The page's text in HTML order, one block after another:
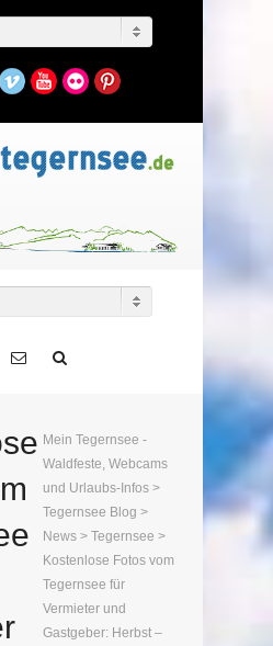
VimeoYouTube
FlickrPinterest
Mein Tegernsee -
Waldfeste, Webcams
und Urlaubs-Infos >
Tegernsee Blog >
News > Tegernsee >
Kostenlose Fotos vom
Tegernsee für
Vermieter und
Gastgeber: Herbst –